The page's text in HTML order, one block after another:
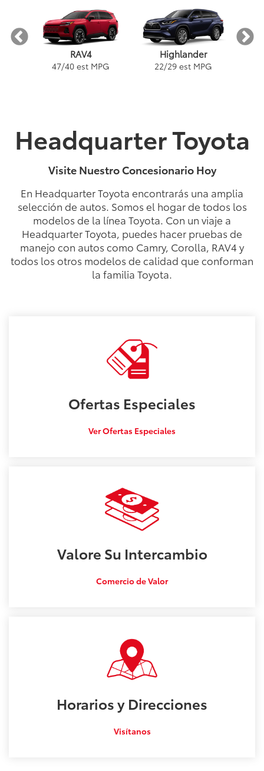
RAV4
47/40 est MPG
Highlander
22/29 est MPG
Corolla
32/41est MPG
Corolla Hatchback
32 est MPG
Tacoma
18/22est MPG
Tundra
18 est MPG
Land Cruiser
22/25est MPG
Highlander
22 est MPG
Prius
57/56est MPG
Corolla Hybrid
53 est MPG
Headquarter Toyota
Visite Nuestro Concesionario Hoy
En Headquarter Toyota encontrarás una amplia
selección de autos. Somos el hogar de todos los
modelos de la línea Toyota. Con un viaje a
Headquarter Toyota, puedes hacer pruebas de
manejo con autos como Camry, Corolla, RAV4 y
todos los otros modelos de calidad que conforman
la familia Toyota.
Ofertas Especiales
Ver Ofertas Especiales
Valore Su Intercambio
Comercio de Valor
Horarios y Direcciones
Visítanos